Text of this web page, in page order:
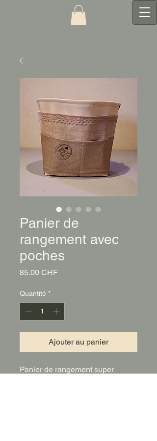
Panier de
rangement avec
poches
85.00 CHFPrix
Quantité *
Ajouter au panier
Panier de rangement super